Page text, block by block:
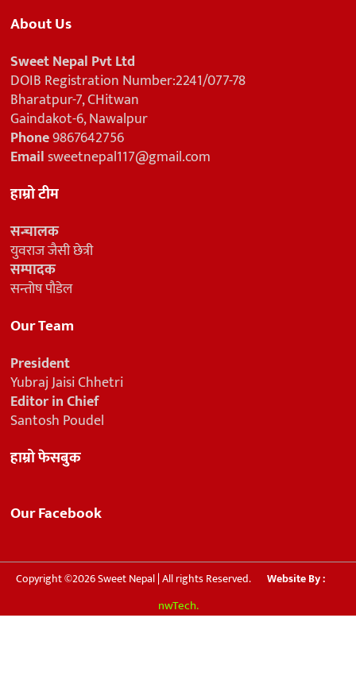
About Us
Sweet Nepal Pvt Ltd
DOIB Registration Number:2241/077-78
Bharatpur-7, CHitwan
Gaindakot-6, Nawalpur
Phone9867642756
Emailsweetnepal117@gmail.com
हाम्रो टीम
सन्चालक
युवराज जैसी छेत्री
सम्पादक
सन्तोष पौडेल
Our Team
President
Yubraj Jaisi Chhetri
Editor in Chief
Santosh Poudel
हाम्रो फेसबुक
Our Facebook
Copyright ©2026 Sweet Nepal | All rights Reserved. Website By :
nwTech.